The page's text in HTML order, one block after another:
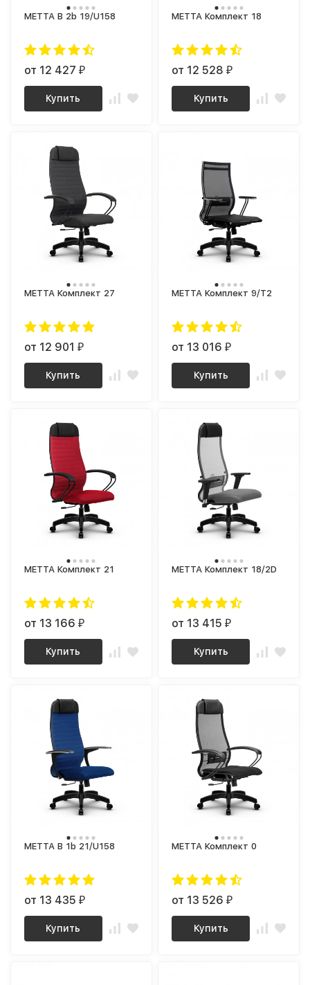
МЕТТА B 2b 19/U158
от 12 427₽
Купить
МЕТТА Комплект 18
от 12 528₽
Купить
МЕТТА Комплект 27
от 12 901₽
Купить
МЕТТА Комплект 9/T2
от 13 016₽
Купить
МЕТТА Комплект 21
от 13 166₽
Купить
МЕТТА Комплект 18/2D
от 13 415₽
Купить
МЕТТА B 1b 21/U158
от 13 435₽
Купить
МЕТТА Комплект 0
от 13 526₽
Купить